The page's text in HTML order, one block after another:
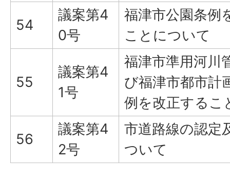
54
議案第4
0号
福津市公園条例
ことについて
55
議案第4
1号
福津市準用河川
び福津市都市計
例を改正するこ
56
議案第4
2号
市道路線の認定
ついて